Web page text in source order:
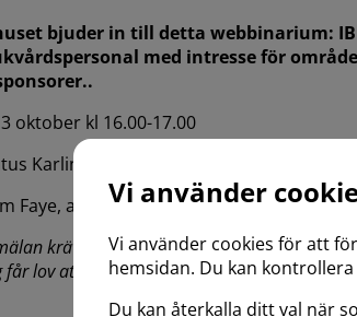
bjuder in till detta webbinarium:
med intresse för
3 oktober kl 16.00-17.00
Karling
Faye, assistant professor, New York
krävs och att endast sjukvårdspersonal
får lov att delta vid mötet.
Vi använder
Vi använder cookies för att
hemsidan. Du kan
Du kan återkalla ditt val när